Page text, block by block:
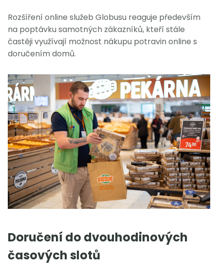
Rozšíření online služeb Globusu reaguje především
na poptávku samotných zákazníků, kteří stále
častěji využívají možnost nákupu potravin online s
doručením domů.
Doručení do dvouhodinových
časových slotů